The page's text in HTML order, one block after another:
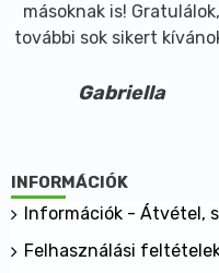
másoknak is! Gratulálok,
további sok sikert
Gabriella
INFORMÁCIÓK
Információk - Átvétel,
Felhasználási